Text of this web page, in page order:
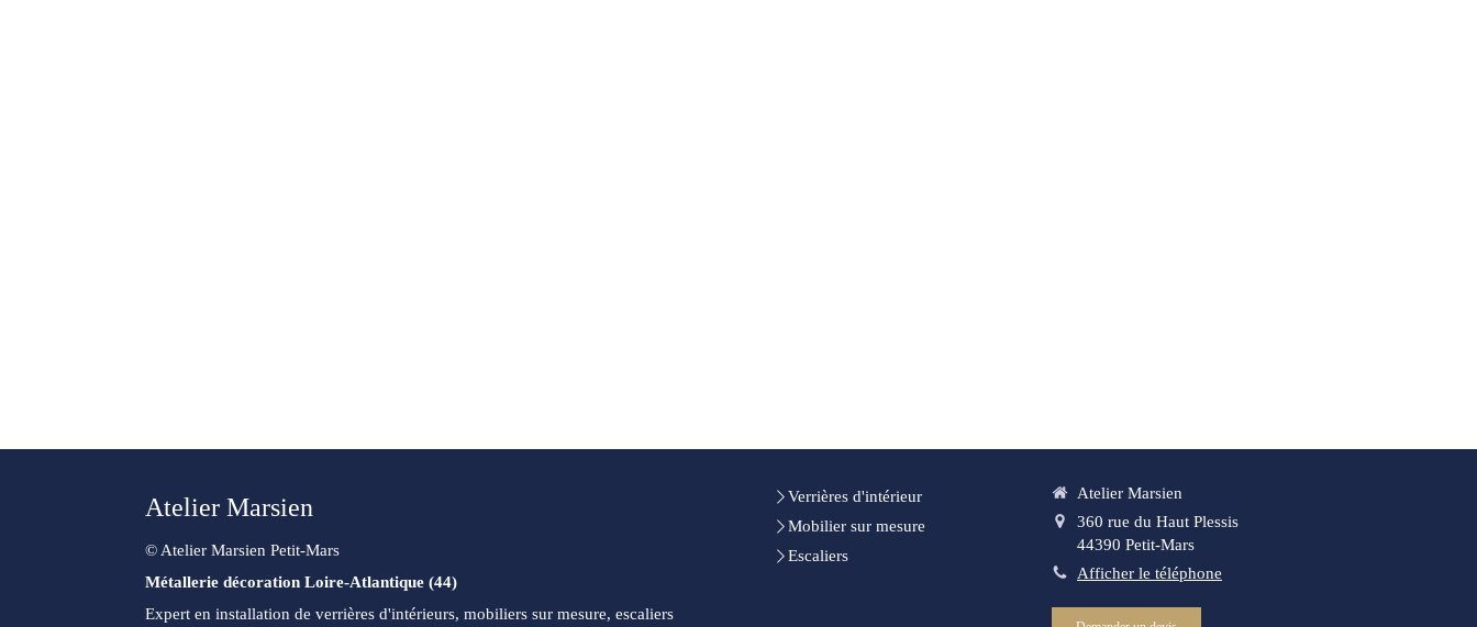
Atelier Marsien
© Atelier Marsien Petit-Mars
Métallerie décoration Loire-Atlantique (44)
Expert en installation de verrières d'intérieurs, mobiliers sur mesure, escaliers
Verrières d'intérieur
Mobilier sur mesure
Escaliers
Atelier Marsien
360 rue du Haut Plessis
44390 Petit-Mars
Afficher le téléphone